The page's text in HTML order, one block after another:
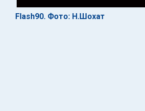
Flash90. Фото: Н.Шохат